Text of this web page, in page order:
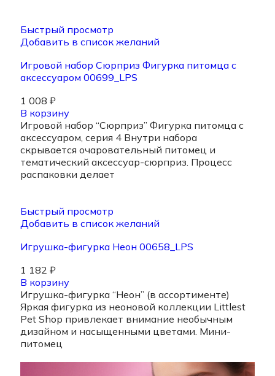
Быстрый просмотр
Добавить в список желаний
Игровой набор Сюрприз Фигурка питомца с
аксессуаром 00699_LPS
1 008 ₽
В корзину
Игровой набор “Сюрприз” Фигурка питомца с
аксессуаром, серия 4 Внутри набора
скрывается очаровательный питомец и
тематический аксессуар-сюрприз. Процесс
распаковки делает
Быстрый просмотр
Добавить в список желаний
Игрушка-фигурка Неон 00658_LPS
1 182 ₽
В корзину
Игрушка-фигурка “Неон” (в ассортименте)
Яркая фигурка из неоновой коллекции Littlest
Pet Shop привлекает внимание необычным
дизайном и насыщенными цветами. Мини-
питомец